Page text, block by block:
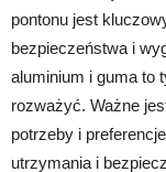
pontonu jest
bezpieczeństwa i
aluminium i guma to
rozważyć. Ważne
potrzeby i
utrzymania i